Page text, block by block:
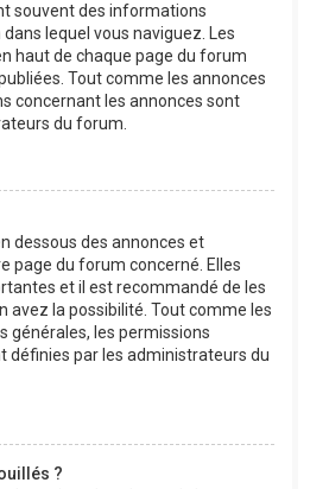
souvent des informations
lequel vous naviguez. Les
haut de chaque page du forum
Tout comme les annonces
concernant les annonces sont
du forum.
dessous des annonces et
page du forum concerné. Elles
et il est recommandé de les
avez la possibilité. Tout comme les
générales, les permissions
définies par les administrateurs du
?